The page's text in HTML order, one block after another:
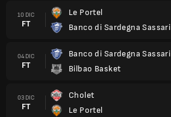
10 DIC
FT
Le Portel
Banco di Sardegna Sassari
04 DIC
FT
Banco di Sardegna Sassari
Bilbao Basket
03 DIC
FT
Cholet
Le Portel